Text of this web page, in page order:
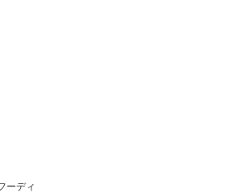
ーディ